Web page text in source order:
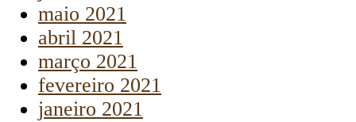
maio 2021
abril 2021
março 2021
fevereiro 2021
janeiro 2021